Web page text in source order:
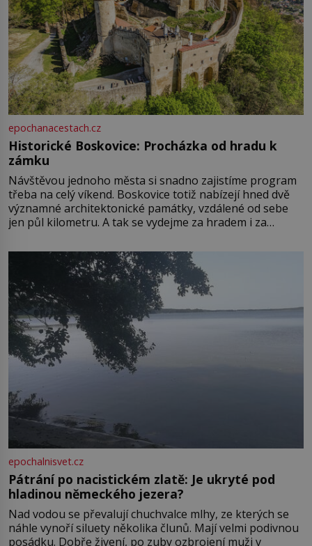
epochanacestach.cz
Historické Boskovice: Procházka od hradu k
zámku
Návštěvou jednoho města si snadno zajistíme program
třeba na celý víkend. Boskovice totiž nabízejí hned dvě
významné architektonické památky, vzdálené od sebe
jen půl kilometru. A tak se vydejme za hradem i za
Boskovice na okraji Drahanské vrchoviny vznikla někdy
ve13. století, a už v roce 1313 kronikáři zaznamenali
epochalnisvet.cz
Pátrání po nacistickém zlatě: Je ukryté pod
hladinou německého jezera?
Nad vodou se převalují chuchvalce mlhy, ze kterých se
náhle vynoří siluety několika člunů. Mají velmi podivnou
posádku. Dobře živení, po zuby ozbrojení muži v